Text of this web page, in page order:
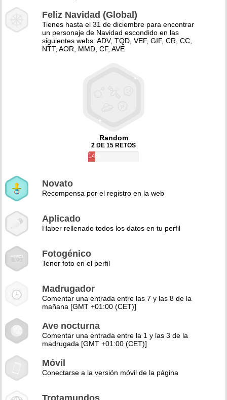
Feliz Navidad (Global)
Tienes hasta el 31 de diciembre para encontrar
un personaje de Navidad escondido en las
siguientes webs: ADV, TQD, VEF, GIF, CR, CC,
NTT, AOR, MMD, CF, AVE
Random
2 DE 15 RETOS
14%
Novato
Recompensa por el registro en la web
Aplicado
Haber rellenado todos los datos en tu perfil
Fotogénico
Tener foto en el perfil
Madrugador
Comentar una entrada entre las 7 y las 8 de la
mañana [GMT +01:00 (CET)]
Ave nocturna
Comentar una entrada entre la 1 y las 3 de la
madrugada [GMT +01:00 (CET)]
Móvil
Conectarse a la versión móvil de la página
Trotamundos